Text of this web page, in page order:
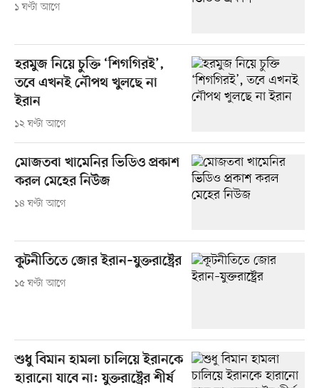
১ ঘণ্টা আগে
হরমুজ নিয়ে চুক্তি ‘শিগগিরই’,
তবে এখনই নৌপথ খুলছে না
ইরান
১২ ঘণ্টা আগে
মোজতবা খামেনির ভিডিও প্রকাশ
করল মেহের নিউজ
১৪ ঘণ্টা আগে
কূটনীতিতে জোর ইরান–যুক্তরাষ্ট্রের
১৫ ঘণ্টা আগে
শুধু বিমান হামলা চালিয়ে ইরানকে
হারানো যাবে না: যুক্তরাষ্ট্রের শীর্ষ